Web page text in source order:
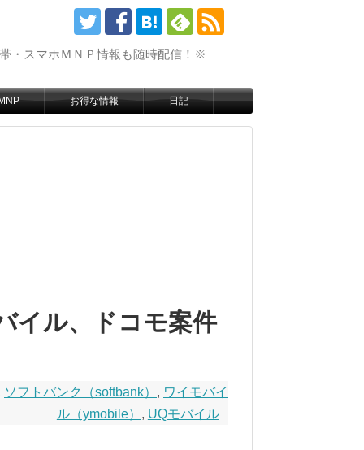
・スマホＭＮＰ情報も随時配信！※
お得な情報 日記
イル、ドコモ案件
ソフトバンク（softbank） , ワイモバイ
ル（ymobile） , UQモバイル